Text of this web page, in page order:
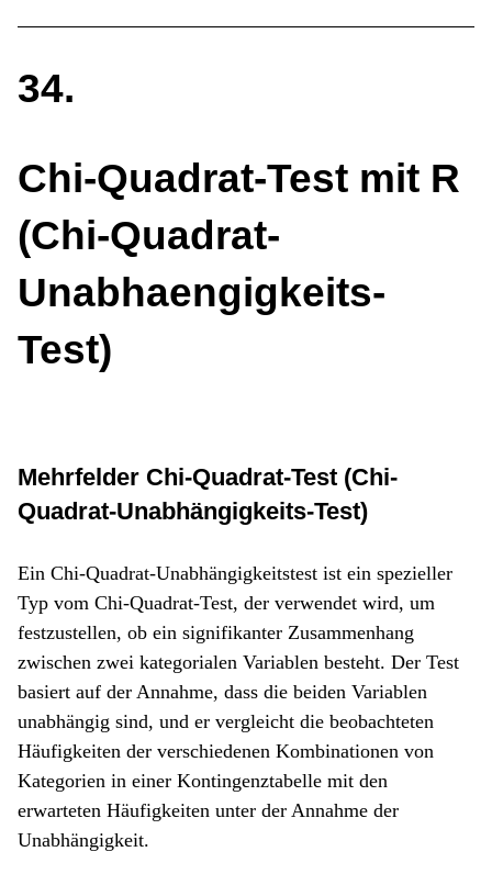
34
Chi-Quadrat-Test mit R
(Chi-Quadrat-
Unabhaengigkeits-
Test)
Mehrfelder Chi-Quadrat-Test (Chi-
Quadrat-Unabhängigkeits-Test)
Ein Chi-Quadrat-Unabhängigkeitstest ist ein spezieller
Typ vom Chi-Quadrat-Test, der verwendet wird, um
festzustellen, ob ein signifikanter Zusammenhang
zwischen zwei kategorialen Variablen besteht. Der Test
basiert auf der Annahme, dass die beiden Variablen
unabhängig sind, und er vergleicht die beobachteten
Häufigkeiten der verschiedenen Kombinationen von
Kategorien in einer Kontingenztabelle mit den
erwarteten Häufigkeiten unter der Annahme der
Unabhängigkeit.